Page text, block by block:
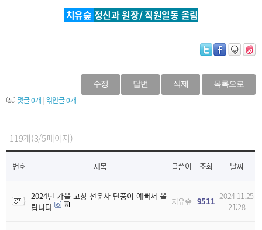
치유숲 정신과 원장/ 직원일동 올림
수정 답변 삭제 목록으로
댓글0개 | 엮인글0개
119개(3/5페이지)
번호 제목 글쓴이 조회 날짜
2024년 가을 고창 선운사 단풍이 예뻐서 올
립니다
치유숲 9511 2024.11.25
21:28